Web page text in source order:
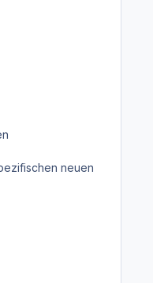
neuen